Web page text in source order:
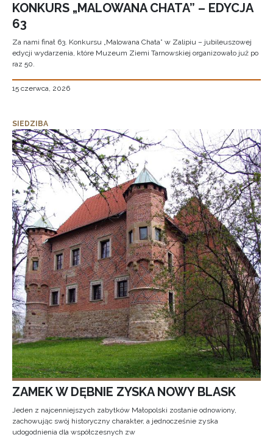
KONKURS „MALOWANA CHATA” – EDYCJA
63
Za nami finał 63. Konkursu „Malowana Chata” w Zalipiu – jubileuszowej
edycji wydarzenia, które Muzeum Ziemi Tarnowskiej organizowało już po
raz 50.
15 czerwca, 2026
SIEDZIBA
ZAMEK W DĘBNIE ZYSKA NOWY BLASK
Jeden z najcenniejszych zabytków Małopolski zostanie odnowiony,
zachowując swój historyczny charakter, a jednocześnie zyska
udogodnienia dla współczesnych zw